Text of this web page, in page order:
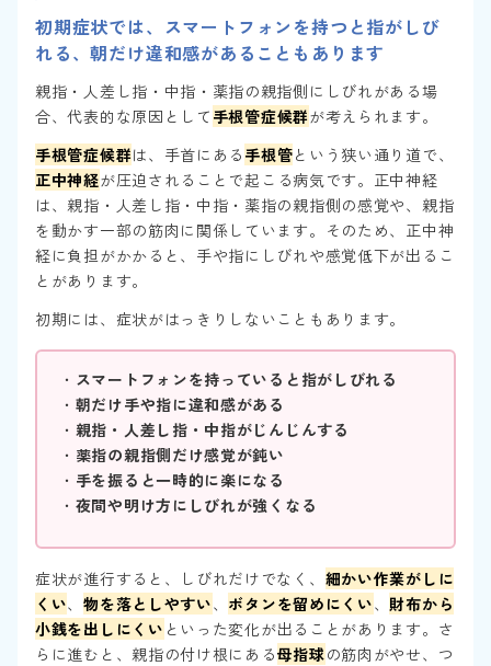
初期症状では、スマートフォンを持つと指がしび
れる、朝だけ違和感があることもあります
親指・人差し指・中指・薬指の親指側にしびれがある場
合、代表的な原因として 手根管症候群が考えられます。
手根管症候群は、手首にある 手根管という狭い通り道で、
正中神経が圧迫されることで起こる病気です。正中神経
は、親指・人差し指・中指・薬指の親指側の感覚や、親指
を動かす一部の筋肉に関係しています。そのため、正中神
経に負担がかかると、手や指にしびれや感覚低下が出るこ
とがあります。
初期には、症状がはっきりしないこともあります。
・ スマートフォンを持っていると指がしびれる
・ 朝だけ手や指に違和感がある
・ 親指・人差し指・中指がじんじんする
・ 薬指の親指側だけ感覚が鈍い
・ 手を振ると一時的に楽になる
・ 夜間や明け方にしびれが強くなる
症状が進行すると、しびれだけでなく、 細かい作業がしに
くい、物を落としやすい、 ボタンを留めにくい、 財布から
小銭を出しにくい といった変化が出ることがあります。さ
らに進むと、親指の付け根にある母指球の筋肉がやせ、つ